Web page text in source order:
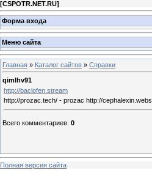
[CSPOTR.NET.RU]
Форма входа
Меню сайта
Главная » Каталог сайтов » Справки
qimlhv91
http://baclofen.stream
http://prozac.tech/ - prozac http://
Всего комментариев: 0
Полная версия сайта